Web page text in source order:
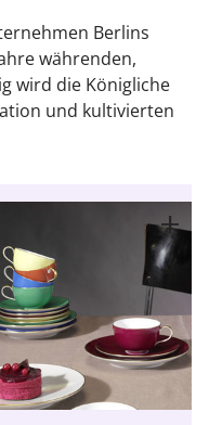
Berlins
währenden,
wird die Königliche
und kultivierten